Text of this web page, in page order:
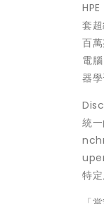
套
百
電
器學
統
特